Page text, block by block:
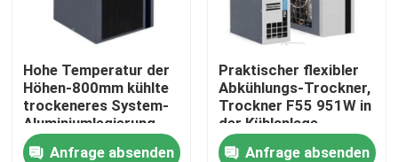
Qualitätskontrolle
Kontakt
Referenzen
Hohe Temperatur der
Höhen-800mm kühlte
trockeneres System-
Aluminiumlegierung
360W
Anfrage absenden
Praktischer flexibler
Abkühlungs-Trockner,
Trockner F55 951W in
der Kühlanlage
Anfrage absenden